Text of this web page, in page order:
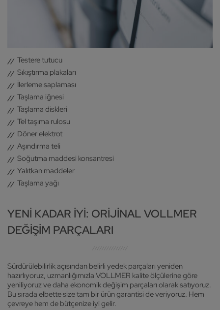
Testere tutucu
Sıkıştırma plakaları
İlerleme saplaması
Taşlama iğnesi
Taşlama diskleri
Tel taşıma rulosu
Döner elektrot
Aşındırma teli
Soğutma maddesi konsantresi
Yalıtkan maddeler
Taşlama yağı
YENI KADAR IYI: ORIJINAL VOLLMER
DEĞIŞIM PARÇALARI
Sürdürülebilirlik açısından belirli yedek parçaları yeniden
hazırlıyoruz, uzmanlığımızla VOLLMER kalite ölçülerine göre
yeniliyoruz ve daha ekonomik değişim parçaları olarak satıyoruz.
Bu sırada elbette size tam bir ürün garantisi de veriyoruz. Hem
çevreye hem de bütçenize iyi gelir.